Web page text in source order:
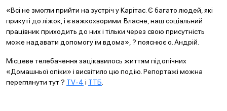
«Всі не змогли прийти на зустріч у Карітас. Є багато людей, які
прикуті до ліжок, і є важкохворими. Власне, наш соціальний
працівник приходить до них і тільки через свою присутність
може надавати допомогу їм вдома», ? пояснює о. Андрій.
Місцеве телебачення зацікавилось життям підопічних
«Домашньої опіки» і висвітило цю подію. Репортажі можна
переглянути тут ? TV-4 і ТТБ